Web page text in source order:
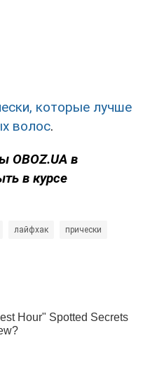
которые лучше
волос.
OBOZ.UA в
в курсе
лайфхак прически